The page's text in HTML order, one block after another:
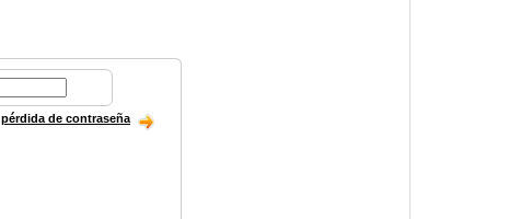
pérdida de contraseña